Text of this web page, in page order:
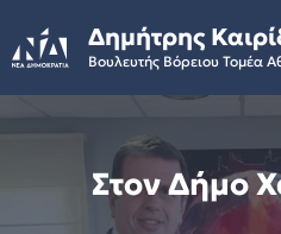
to
content
Δημήτρης
Βουλευτής Βόρειου Τομέα
Στον Δήμο